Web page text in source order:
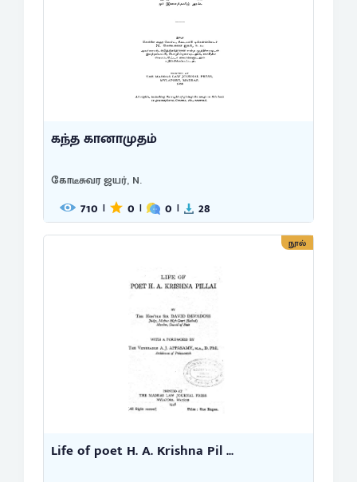
கந்த கானாமுதம்
கோடீசுவர ஜயர், N.
710 | 0 | 0 | 28
நூல்
Life of poet H. A. Krishna Pil ...